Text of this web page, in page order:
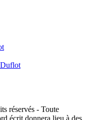
Duflot
réservés - Toute
écrit donnera lieu à des